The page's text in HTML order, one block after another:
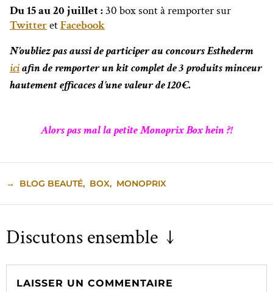
Du 15 au 20 juillet :30 box sont à remporter sur
TwitteretFacebook
N’oubliez pas aussi de participer au concours Esthederm
iciafin de remporter un kit complet de 3 produits minceur
hautement efficaces d’une valeur de 120€.
Alors pas mal la petite Monoprix Box hein ?!
→ BLOG BEAUTÉ, BOX, MONOPRIX
Discutons ensemble ↓
LAISSER UN COMMENTAIRE